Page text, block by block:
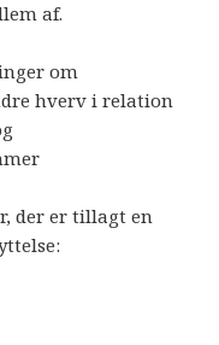
af.
om
hverv i relation
der er tillagt en